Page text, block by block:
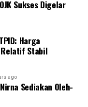
Sukses Digelar
Harga
Stabil
ago
Sediakan Oleh-